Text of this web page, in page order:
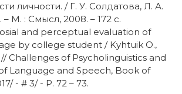
личности. / Г. У. Солдатова, Л. А.
М. : Смысл, 2008. – 172 с.
and perceptual evaluation of
by college student / Kyhtuik O.,
Challenges of Psycholinguistics and
Language and Speech, Book of
- # 3/ - P. 72 – 73.